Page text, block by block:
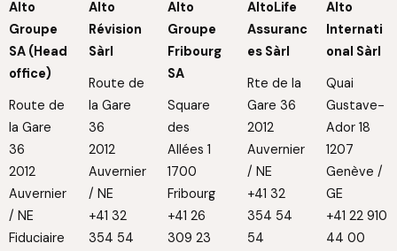
Alto
Groupe
SA (Head
office)
Route de
la Gare
36
2012
Auvernier
/ NE
Fiduciaire
Alto
Révision
Sàrl
Route de
la Gare
36
2012
Auvernier
/ NE
+41 32
354 54
Alto
Groupe
Fribourg
SA
Square
des
Allées 1
1700
Fribourg
+41 26
309 23
AltoLife
Assuranc
es Sàrl
Rte de la
Gare 36
2012
Auvernier
/ NE
+41 32
354 54
54
Alto
Internati
onal Sàrl
Quai
Gustave-
Ador 18
1207
Genève /
GE
+41 22 910
44 00